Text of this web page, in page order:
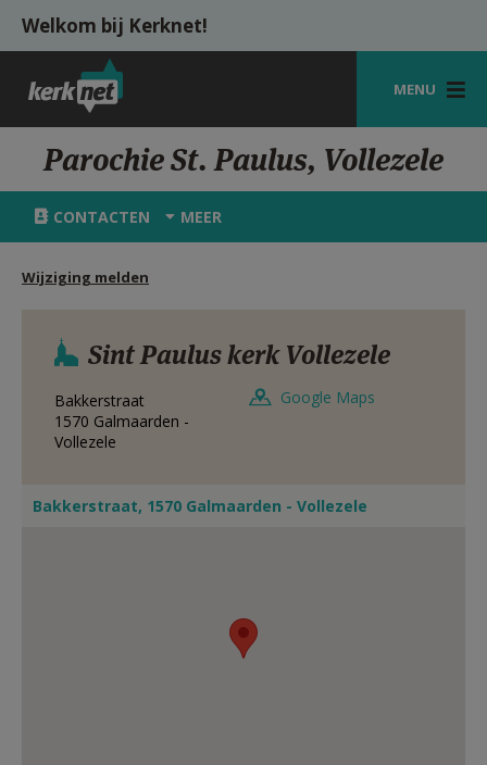
Overslaan en naar de inhoud gaan
Welkom bij Kerknet!
MENU
STARTPAGINA
KERK
VIERINGEN
SHOP
MIJN PAROCHIE
Parochie St. Paulus, Vollezele
CONTACTEN MEER
Wijziging melden
Sint Paulus kerk Vollezele
Bakkerstraat
1570 Galmaarden -
Vollezele
Google Maps
Bakkerstraat, 1570 Galmaarden - Vollezele